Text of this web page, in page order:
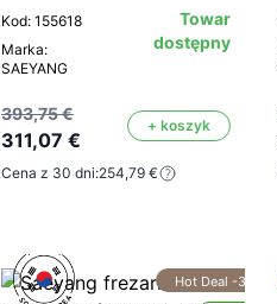
Kod: 155618
Marka:
SAEYANG
Towar
dostępny
393,75 €
311,07 €
+ koszyk
Cena z 30 dni:254,79 €
Hot Deal -30%